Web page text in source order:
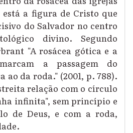
a figura de Cristo que
do Salvador no centro
divino. Segundo
"A rosácea gótica e a
a passagem do
ao da roda." (2001, p. 788).
relação com o círculo
infinita", sem princípio e
de Deus, e com a roda,